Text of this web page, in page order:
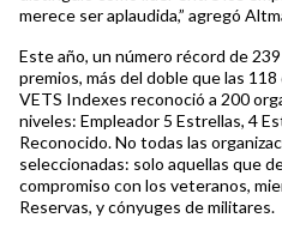
merece ser aplaudida,” agregó
Este año, un número récord de
premios, más del doble que las
VETS Indexes reconoció a 200
niveles: Empleador 5 Estrellas, 4
Reconocido. No todas las
seleccionadas: solo aquellas que
compromiso con los veteranos,
Reservas, y cónyuges de militares.